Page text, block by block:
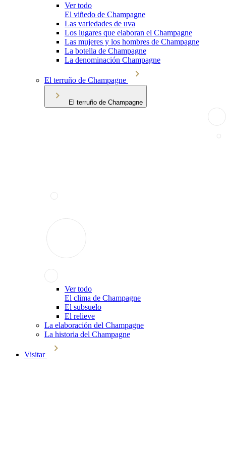
Ver todo
El viñedo de Champagne
Las variedades de uva
Los lugares que elaboran el Champagne
Las mujeres y los hombres de Champagne
La botella de Champagne
La denominación Champagne
El terruño de Champagne
El terruño de Champagne
Ver todo
El clima de Champagne
El subsuelo
El relieve
La elaboración del Champagne
La historia del Champagne
Visitar